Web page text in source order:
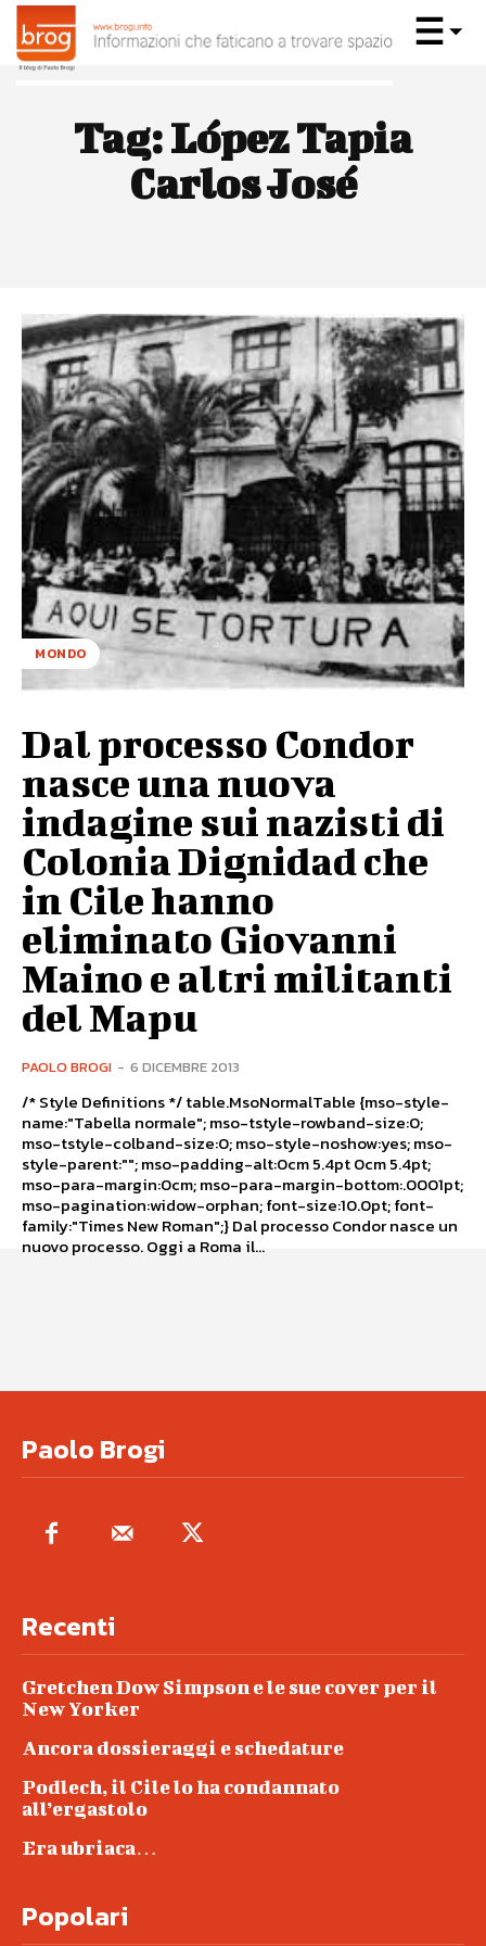
Tag:López Tapia
Carlos José
MONDO
Dal processo Condor
nasce una nuova
indagine sui nazisti di
Colonia Dignidad che
in Cile hanno
eliminato Giovanni
Maino e altri militanti
del Mapu
PAOLO BROGI - 6 DICEMBRE 2013
/* Style Definitions */ table.MsoNormalTable {mso-style-
name:"Tabella normale"; mso-tstyle-rowband-size:0;
mso-tstyle-colband-size:0; mso-style-noshow:yes; mso-
style-parent:""; mso-padding-alt:0cm 5.4pt 0cm 5.4pt;
mso-para-margin:0cm; mso-para-margin-bottom:.0001pt;
mso-pagination:widow-orphan; font-size:10.0pt; font-
family:"Times New Roman";} Dal processo Condor nasce un
nuovo processo. Oggi a Roma il...
Paolo Brogi
Recenti
Gretchen Dow Simpson e le sue cover per il
New Yorker
Ancora dossieraggi e schedature
Podlech, il Cile lo ha condannato
all’ergastolo
Era ubriaca…
Popolari